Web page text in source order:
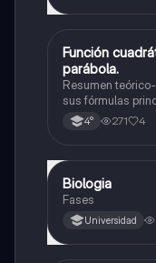
Matemáticas
Función
parábola.
Resumen
sus fórmulas
como
forma general,
4° 271 4
Biología
Biologia
Fases
Universidad